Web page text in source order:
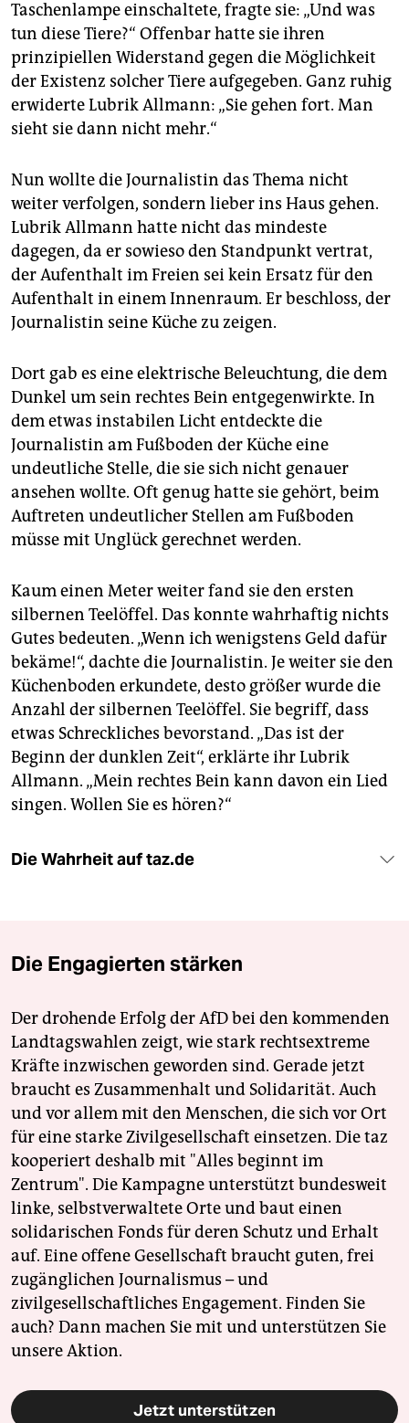
Taschenlampe einschaltete, fragte sie: „Und was
tun diese Tiere?“ Offenbar hatte sie ihren
prinzipiellen Widerstand gegen die Möglichkeit
der Existenz solcher Tiere aufgegeben. Ganz ruhig
erwiderte Lubrik Allmann: „Sie gehen fort. Man
sieht sie dann nicht mehr.“
Nun wollte die Journalistin das Thema nicht
weiter verfolgen, sondern lieber ins Haus gehen.
Lubrik Allmann hatte nicht das mindeste
dagegen, da er sowieso den Standpunkt vertrat,
der Aufenthalt im Freien sei kein Ersatz für den
Aufenthalt in einem Innenraum. Er beschloss, der
Journalistin seine Küche zu zeigen.
Dort gab es eine elektrische Beleuchtung, die dem
Dunkel um sein rechtes Bein entgegenwirkte. In
dem etwas instabilen Licht entdeckte die
Journalistin am Fußboden der Küche eine
undeutliche Stelle, die sie sich nicht genauer
ansehen wollte. Oft genug hatte sie gehört, beim
Auftreten undeutlicher Stellen am Fußboden
müsse mit Unglück gerechnet werden.
Kaum einen Meter weiter fand sie den ersten
silbernen Teelöffel. Das konnte wahrhaftig nichts
Gutes bedeuten. „Wenn ich wenigstens Geld dafür
bekäme!“, dachte die Journalistin. Je weiter sie den
Küchenboden erkundete, desto größer wurde die
Anzahl der silbernen Teelöffel. Sie begriff, dass
etwas Schreckliches bevorstand. „Das ist der
Beginn der dunklen Zeit“, erklärte ihr Lubrik
Allmann. „Mein rechtes Bein kann davon ein Lied
singen. Wollen Sie es hören?“
Die Wahrheit auf taz.de
Die Engagierten stärken
Der drohende Erfolg der AfD bei den kommenden
Landtagswahlen zeigt, wie stark rechtsextreme
Kräfte inzwischen geworden sind. Gerade jetzt
braucht es Zusammenhalt und Solidarität. Auch
und vor allem mit den Menschen, die sich vor Ort
für eine starke Zivilgesellschaft einsetzen. Die taz
kooperiert deshalb mit "Alles beginnt im
Zentrum". Die Kampagne unterstützt bundesweit
linke, selbstverwaltete Orte und baut einen
solidarischen Fonds für deren Schutz und Erhalt
auf. Eine offene Gesellschaft braucht guten, frei
zugänglichen Journalismus – und
zivilgesellschaftliches Engagement. Finden Sie
auch? Dann machen Sie mit und unterstützen Sie
unsere Aktion.
Jetzt unterstützen